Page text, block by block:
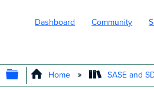
Dashboard Community
EXPAND/
Home SASE and